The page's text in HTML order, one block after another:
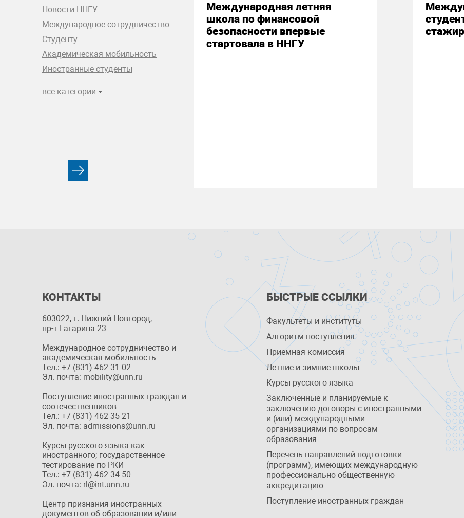
Новости ННГУ
Международное сотрудничество
Студенту
Академическая мобильность
Иностранные студенты
все категории
Международная летняя
школа по финансовой
безопасности впервые
стартовала в ННГУ
КОНТАКТЫ
603022, г. Нижний Новгород,
пр-т Гагарина 23
Международное сотрудничество и
академическая мобильность
Тел.: +7 (831) 462 31 02
Эл. почта: mobility@unn.ru
Поступление иностранных граждан и
соотечественников
Тел.: +7 (831) 462 35 21
Эл. почта: admissions@unn.ru
Курсы русского языка как
иностранного; государственное
тестирование по РКИ
Тел.: +7 (831) 462 34 50
Эл. почта: rl@int.unn.ru
Центр признания иностранных
документов об образовании и/или
БЫСТРЫЕ ССЫЛКИ
Факультеты и институты
Алгоритм поступления
Приемная комиссия
Летние и зимние школы
Курсы русского языка
Заключенные и планируемые к
заключению договоры с иностранными
и (или) международными
организациями по вопросам
образования
Перечень направлений подготовки
(программ), имеющих международную
профессионально-общественную
аккредитацию
Поступление иностранных граждан